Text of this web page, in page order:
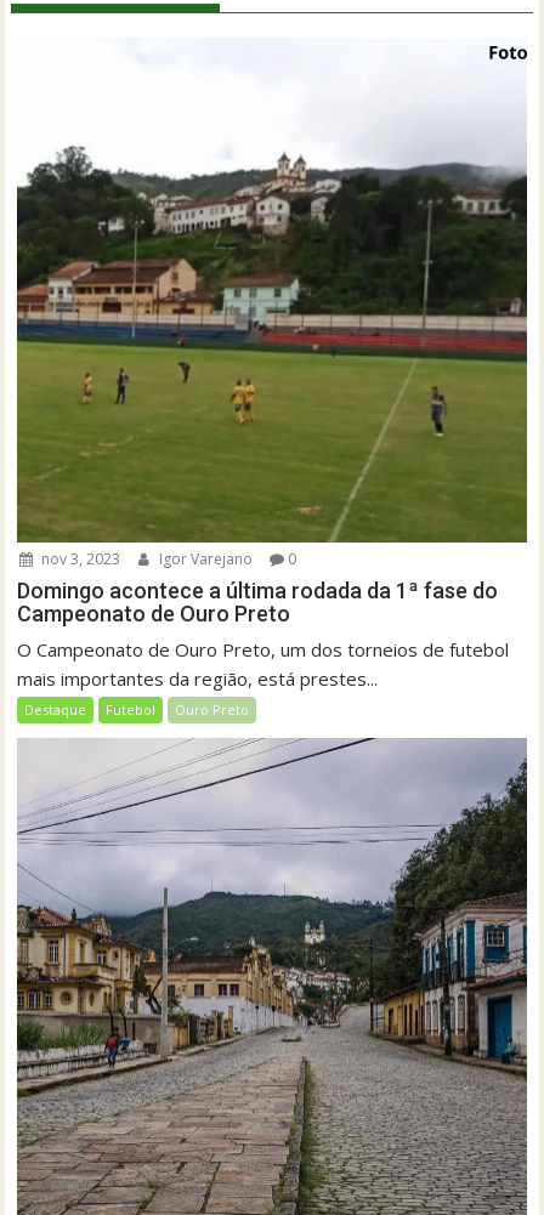
nov 3, 2023 Igor Varejano 0
Domingo acontece a última rodada da 1ª fase do
Campeonato de Ouro Preto
O Campeonato de Ouro Preto, um dos torneios de futebol
mais importantes da região, está prestes...
Destaque Futebol Ouro Preto